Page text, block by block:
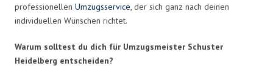
professionellen Umzugsservice, der sich ganz nach deinen
individuellen Wünschen richtet.
Warum solltest du dich für Umzugsmeister Schuster
Heidelberg entscheiden?